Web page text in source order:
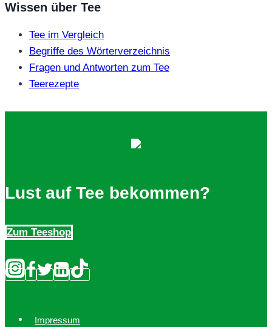
Wissen über Tee
Tee im Vergleich
Begriffe des Wörterverzeichnis
Fragen und Antworten zum Tee
Teerezepte
Lust auf Tee bekommen?
Zum Teeshop
Impressum